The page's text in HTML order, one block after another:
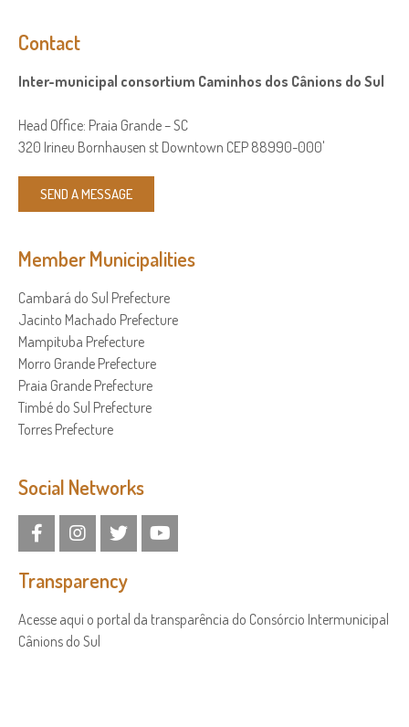
Contact
Inter-municipal consortium Caminhos dos Cânions do Sul
Head Office: Praia Grande – SC
320 Irineu Bornhausen st Downtown CEP 88990-000'
SEND A MESSAGE
Member Municipalities
Cambará do Sul Prefecture
Jacinto Machado Prefecture
Mampituba Prefecture
Morro Grande Prefecture
Praia Grande Prefecture
Timbé do Sul Prefecture
Torres Prefecture
Social Networks
Transparency
Acesse aqui o portal da transparência do Consórcio Intermunicipal
Cânions do Sul